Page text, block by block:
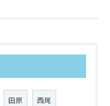
田原 西尾